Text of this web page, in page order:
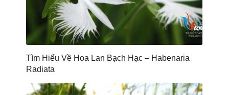
Tìm Hiểu Về Hoa Lan Bạch Hạc – Habenaria
Radiata